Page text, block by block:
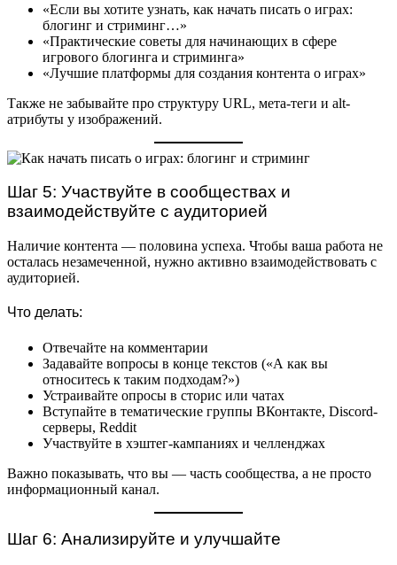
«Если вы хотите узнать, как начать писать о играх:
блогинг и стриминг…»
«Практические советы для начинающих в сфере
игрового блогинга и стриминга»
«Лучшие платформы для создания контента о играх»
Также не забывайте про структуру URL, мета-теги и alt-
атрибуты у изображений.
Шаг 5: Участвуйте в сообществах и
взаимодействуйте с аудиторией
Наличие контента — половина успеха. Чтобы ваша работа не
осталась незамеченной, нужно активно взаимодействовать с
аудиторией.
Что делать:
Отвечайте на комментарии
Задавайте вопросы в конце текстов («А как вы
относитесь к таким подходам?»)
Устраивайте опросы в сторис или чатах
Вступайте в тематические группы ВКонтакте, Discord-
серверы, Reddit
Участвуйте в хэштег-кампаниях и челленджах
Важно показывать, что вы — часть сообщества, а не просто
информационный канал.
Шаг 6: Анализируйте и улучшайте